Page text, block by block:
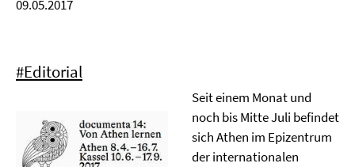
09.05.2017
#Editorial
Seit einem Monat und
noch bis Mitte Juli befindet
sich Athen im Epizentrum
der internationalen